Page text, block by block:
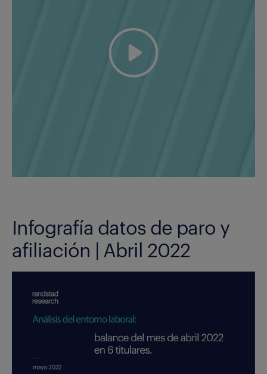
Infografía datos de paro y
afiliación | Abril 2022